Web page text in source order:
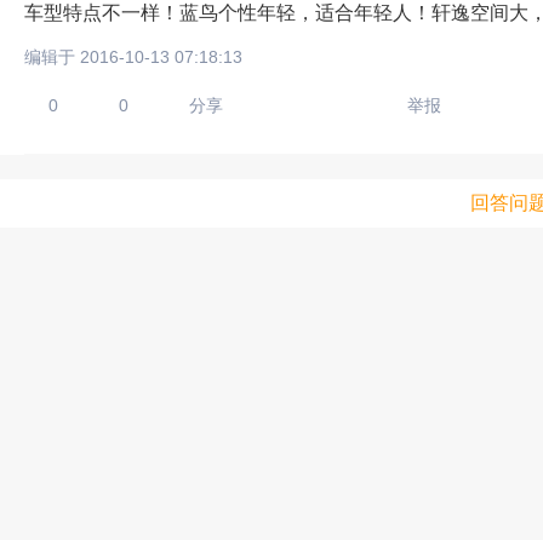
车型特点不一样！蓝鸟个性年轻，适合年轻人！轩逸空间大
编辑于 2016-10-13 07:18:13
0 0 分享 举报
回答问